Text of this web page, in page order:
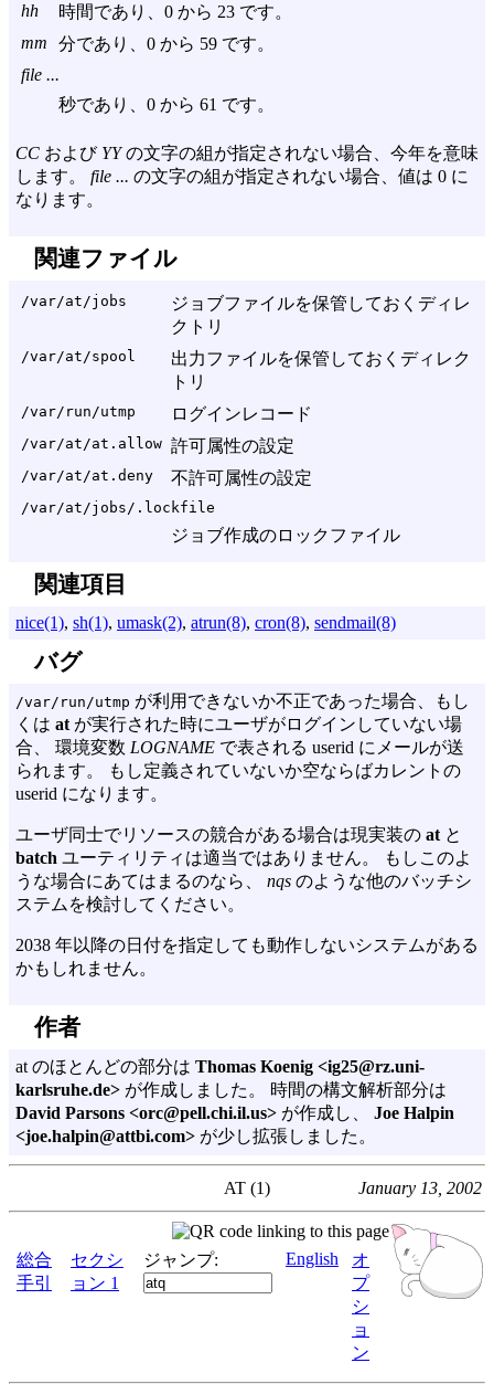
hh
時間であり、0 から 23 です。
mm
分であり、0 から 59 です。
file ...
秒であり、0 から 61 です。
CC および YYの文字の組が指定されない場合、今年を意味
します。 file ... の文字の組が指定されない場合、値は 0 に
なります。
関連ファイル
/var/at/jobs
ジョブファイルを保管しておくディレ
クトリ
/var/at/spool
出力ファイルを保管しておくディレク
トリ
/var/run/utmp ログインレコード
/var/at/at.allow 許可属性の設定
/var/at/at.deny 不許可属性の設定
/var/at/jobs/.lockfile
ジョブ作成のロックファイル
関連項目
nice(1), sh(1), umask(2), atrun(8), cron(8), sendmail(8)
バグ
/var/run/utmp が利用できないか不正であった場合、もし
くは at が実行された時にユーザがログインしていない場
合、 環境変数 LOGNAME で表される userid にメールが送
られます。 もし定義されていないか空ならばカレントの
userid になります。
ユーザ同士でリソースの競合がある場合は現実装の at と
batch ユーティリティは適当ではありません。 もしこのよ
うな場合にあてはまるのなら、 nqs のような他のバッチシ
ステムを検討してください。
2038 年以降の日付を指定しても動作しないシステムがある
かもしれません。
作者
at のほとんどの部分は Thomas Koenig <ig25@rz.uni-
karlsruhe.de> が作成しました。 時間の構文解析部分は
David Parsons <orc@pell.chi.il.us> が作成し、 Joe Halpin
<joe.halpin@attbi.com> が少し拡張しました。
AT (1) January 13, 2002
総合
手引
セクシ
ョン 1
ジャンプ: English
オ
プ
シ
ョ
ン